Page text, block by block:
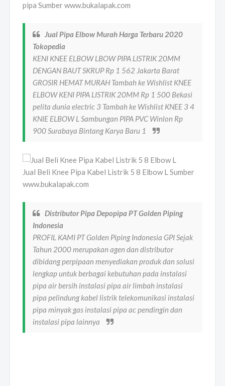
pipa Sumber www.bukalapak.com
Jual Pipa Elbow Murah Harga Terbaru 2020
Tokopedia
KENI KNEE ELBOW LBOW PIPA LISTRIK 20MM
DENGAN BAUT SKRUP Rp 1 562 Jakarta Barat
GROSIR HEMAT MURAH Tambah ke Wishlist KNEE
ELBOW KENI PIPA LISTRIK 20MM Rp 1 500 Bekasi
pelita dunia electric 3 Tambah ke Wishlist KNEE 3 4
KNIE ELBOW L Sambungan PIPA PVC Winlon Rp
900 Surabaya Bintang Karya Baru 1
Jual Beli Knee Pipa Kabel Listrik 5 8 Elbow L Sumber
www.bukalapak.com
Distributor Pipa Depopipa PT Golden Piping
Indonesia
PROFIL KAMI PT Golden Piping Indonesia GPI Sejak
Tahun 2000 merupakan agen dan distributor
dibidang perpipaan menyediakan produk dan solusi
lengkap untuk berbagai kebutuhan pada instalasi
pipa air bersih instalasi pipa air limbah instalasi
pipa pelindung kabel listrik telekomunikasi instalasi
pipa minyak gas instalasi pipa ac pendingin dan
instalasi pipa lainnya